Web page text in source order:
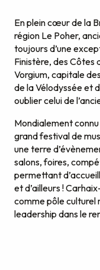
En plein cœur de la
région Le Poher,
toujours d’une
Finistère, des Côtes
Vorgium, capitale
de la Vélodyssée et
oublier celui de
Mondialement
grand festival de
une terre
salons, foires,
permettant
et d’ailleurs !
comme pôle culturel
leadership dans le